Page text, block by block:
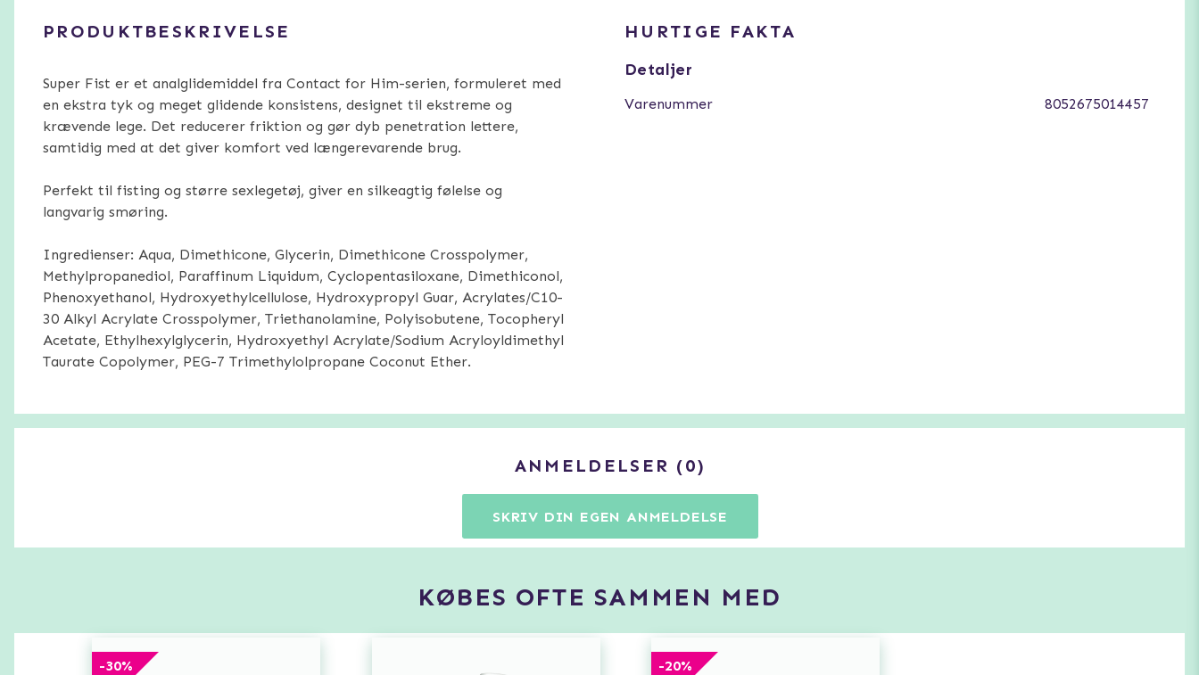
PRODUKTBESKRIVELSE
Super Fist er et analglidemiddel fra Contact for Him-serien, formuleret med
en ekstra tyk og meget glidende konsistens, designet til ekstreme og
krævende lege. Det reducerer friktion og gør dyb penetration lettere,
samtidig med at det giver komfort ved længerevarende brug.
Perfekt til fisting og større sexlegetøj, giver en silkeagtig følelse og
langvarig smøring.
Ingredienser: Aqua, Dimethicone, Glycerin, Dimethicone Crosspolymer,
Methylpropanediol, Paraffinum Liquidum, Cyclopentasiloxane, Dimethiconol,
Phenoxyethanol, Hydroxyethylcellulose, Hydroxypropyl Guar, Acrylates/C10-
30 Alkyl Acrylate Crosspolymer, Triethanolamine, Polyisobutene, Tocopheryl
Acetate, Ethylhexylglycerin, Hydroxyethyl Acrylate/Sodium Acryloyldimethyl
Taurate Copolymer, PEG-7 Trimethylolpropane Coconut Ether.
HURTIGE FAKTA
Detaljer
Varenummer 8052675014457
ANMELDELSER 0
SKRIV DIN EGEN ANMELDELSE
KØBES OFTE SAMMEN MED
-30% -20%